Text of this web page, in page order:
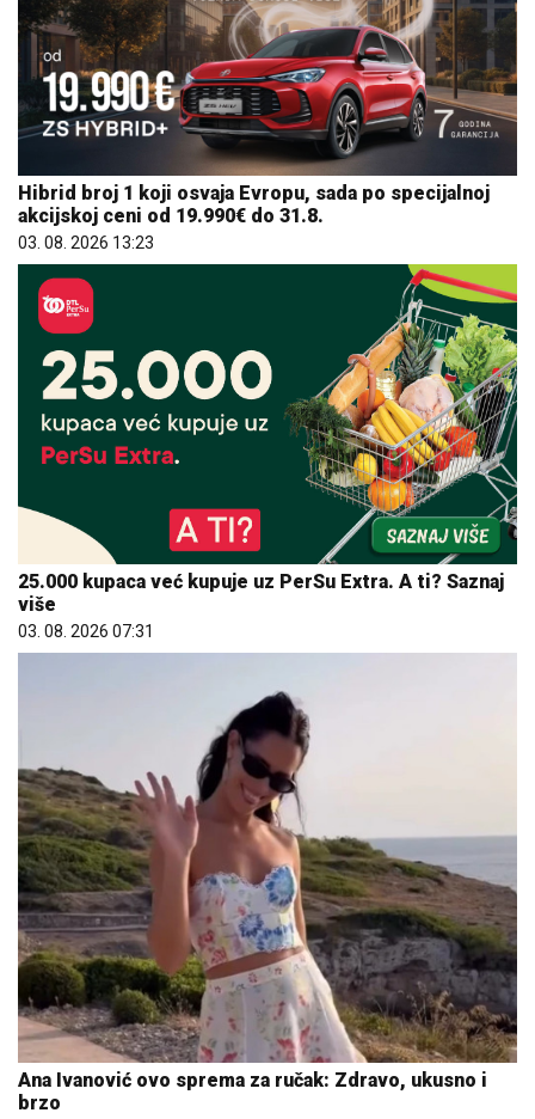
Hibrid broj 1 koji osvaja Evropu, sada po specijalnoj
akcijskoj ceni od 19.990€ do 31.8.
03. 08. 2026 13:23
25.000 kupaca već kupuje uz PerSu Extra. A ti? Saznaj
više
03. 08. 2026 07:31
Ana Ivanović ovo sprema za ručak: Zdravo, ukusno i
brzo